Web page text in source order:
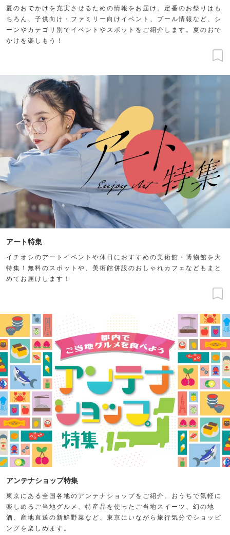
夏のおでかけを充実させるための情報をお届け。定番のお祭りはも
ちろん、子供向け・ファミリー向けイベント、プール情報など、シ
ーンやカテゴリ別でイベントやスポットをご紹介します。夏のおで
かけを楽しもう！
アート特集
イチオシのアートイベントや休日におすすめの美術館・博物館を大
特集！無料のスポットや、美術館併設のおしゃれカフェなどもまと
めてお届けします！
アンテナショップ特集
東京にある全国各地のアンテナショップをご紹介。おうちで気軽に
楽しめるご当地グルメ、特産品を使ったご当地スイーツ、幻の地
酒、産地直送の新鮮野菜など、東京にいながら旅行気分でショッピ
ングを楽しめます。